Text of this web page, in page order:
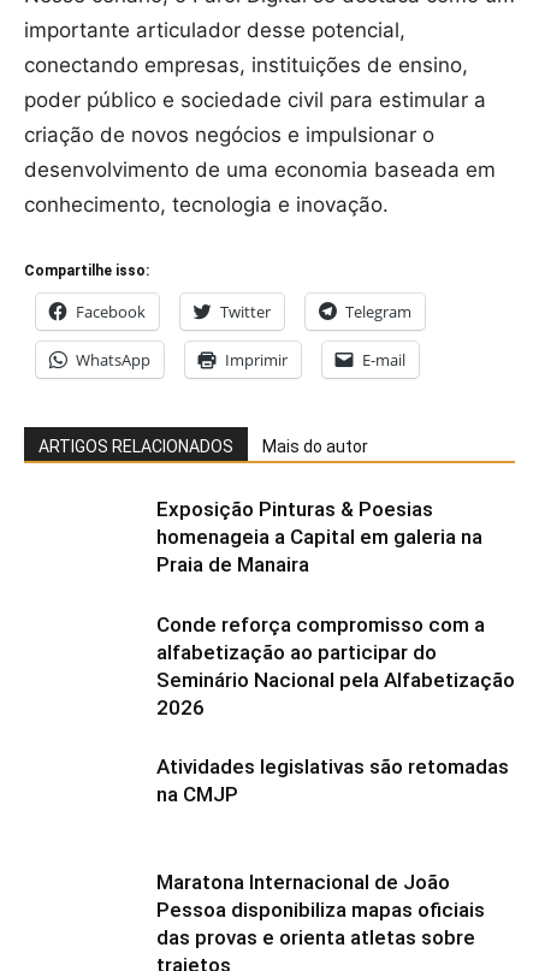
importante articulador desse potencial,
conectando empresas, instituições de ensino,
poder público e sociedade civil para estimular a
criação de novos negócios e impulsionar o
desenvolvimento de uma economia baseada em
conhecimento, tecnologia e inovação.
Compartilhe isso:
Facebook Twitter Telegram
WhatsApp Imprimir E-mail
ARTIGOS RELACIONADOS Mais do autor
Exposição Pinturas & Poesias
homenageia a Capital em galeria na
Praia de Manaira
Conde reforça compromisso com a
alfabetização ao participar do
Seminário Nacional pela Alfabetização
2026
Atividades legislativas são retomadas
na CMJP
Maratona Internacional de João
Pessoa disponibiliza mapas oficiais
das provas e orienta atletas sobre
trajetos